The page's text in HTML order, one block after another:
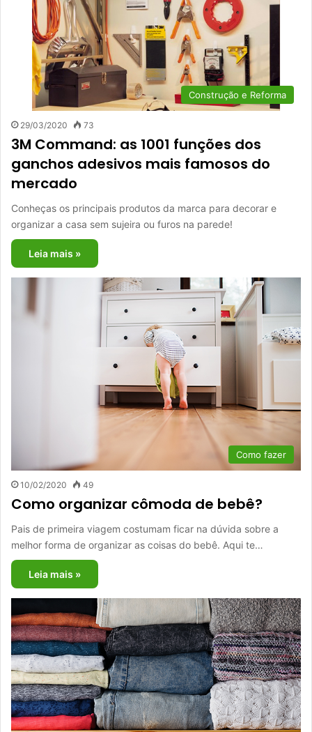
Construção e Reforma
29/03/2020 73
3M Command: as 1001 funções dos
ganchos adesivos mais famosos do
mercado
Conheças os principais produtos da marca para decorar e
organizar a casa sem sujeira ou furos na parede!
Leia mais »
Como fazer
10/02/2020 49
Como organizar cômoda de bebê?
Pais de primeira viagem costumam ficar na dúvida sobre a
melhor forma de organizar as coisas do bebê. Aqui te…
Leia mais »